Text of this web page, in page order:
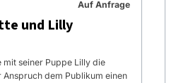
Auf Anfrage
und Lilly
mit seiner Puppe Lilly die
Anspruch dem Publikum einen